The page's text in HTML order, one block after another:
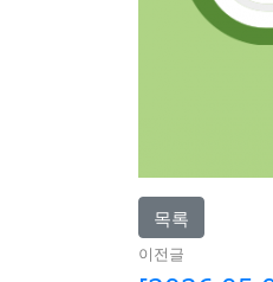
목록
이전글